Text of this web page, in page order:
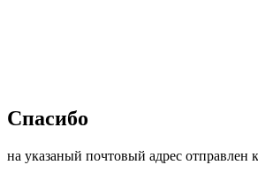
Спасибо
на указаный почтовый адрес отправлен